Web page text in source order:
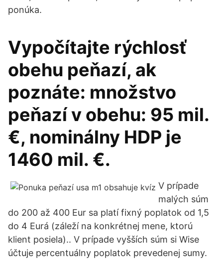
ponúka.
Vypočítajte rýchlosť
obehu peňazí, ak
poznáte: množstvo
peňazí v obehu: 95 mil.
€, nominálny HDP je
1460 mil. €.
V prípade
malých súm
do 200 až 400 Eur sa platí fixný poplatok od 1,5
do 4 Eurá (záleží na konkrétnej mene, ktorú
klient posiela).. V prípade vyšších súm si Wise
účtuje percentuálny poplatok prevedenej sumy.